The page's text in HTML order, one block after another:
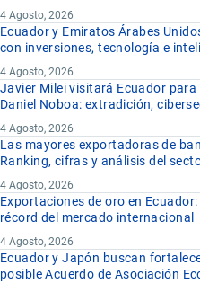
4 Agosto, 2026
Ecuador y Emiratos Árabes
con inversiones, tecnología e
4 Agosto, 2026
Javier Milei visitará Ecuador
Daniel Noboa: extradición,
4 Agosto, 2026
Las mayores exportadoras de
Ranking, cifras y análisis del
4 Agosto, 2026
Exportaciones de oro en
récord del mercado internacional
4 Agosto, 2026
Ecuador y Japón buscan
posible Acuerdo de Asociación